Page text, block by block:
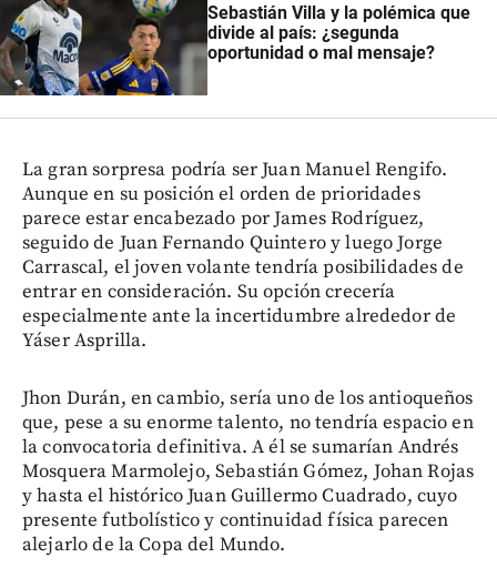
Sebastián Villa y la polémica que
divide al país: ¿segunda
oportunidad o mal mensaje?
La gran sorpresa podría ser Juan Manuel Rengifo.
Aunque en su posición el orden de prioridades
parece estar encabezado por James Rodríguez,
seguido de Juan Fernando Quintero y luego Jorge
Carrascal, el joven volante tendría posibilidades de
entrar en consideración. Su opción crecería
especialmente ante la incertidumbre alrededor de
Yáser Asprilla.
Jhon Durán, en cambio, sería uno de los antioqueños
que, pese a su enorme talento, no tendría espacio en
la convocatoria definitiva. A él se sumarían Andrés
Mosquera Marmolejo, Sebastián Gómez, Johan Rojas
y hasta el histórico Juan Guillermo Cuadrado, cuyo
presente futbolístico y continuidad física parecen
alejarlo de la Copa del Mundo.